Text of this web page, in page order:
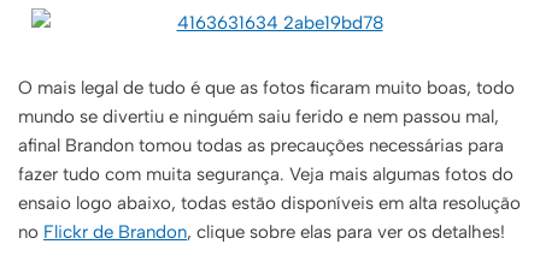
O mais legal de tudo é que as fotos ficaram muito boas, todo
mundo se divertiu e ninguém saiu ferido e nem passou mal,
afinal Brandon tomou todas as precauções necessárias para
fazer tudo com muita segurança. Veja mais algumas fotos do
ensaio logo abaixo, todas estão disponíveis em alta resolução
no Flickr de Brandon, clique sobre elas para ver os detalhes!